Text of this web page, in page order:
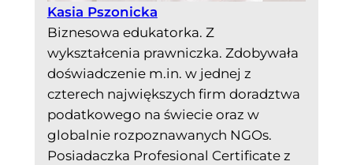
Kasia Pszonicka
Biznesowa edukatorka. Z
wykształcenia prawniczka. Zdobywała
doświadczenie m.in. w jednej z
czterech największych firm doradztwa
podatkowego na świecie oraz w
globalnie rozpoznawanych NGOs.
Posiadaczka Profesional Certificate z